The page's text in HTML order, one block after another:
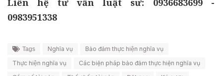
Liên hệ tư vấn luật sư: 0936683699 -
0983951338
Tags Nghĩa vụ
Bảo đảm thực hiện nghĩa vụ
Thực hiện nghĩa vụ
Các biện pháp bảo đảm thực hiện nghĩa vụ